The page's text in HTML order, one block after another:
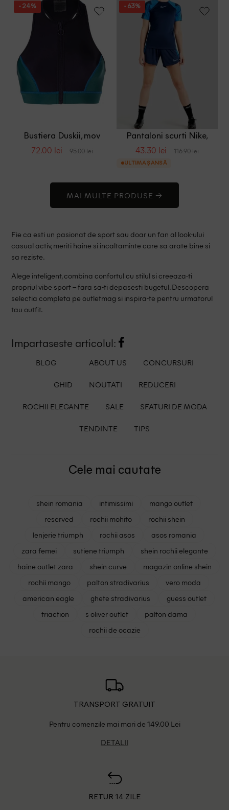
- 24%
Bustiera Duskii, mov
72.00 lei 95.00 lei
- 63%
Pantaloni scurti Nike,
43.30 lei 116.90 lei
ULTIMA ȘANSĂ
MAI MULTE PRODUSE →
Fie ca esti un pasionat de sport sau doar un fan al look-ului
casual activ, meriti haine si incaltaminte care sa arate bine si
sa reziste.
Alege inteligent, combina confortul cu stilul si creeaza-ti
propriul vibe sport – fara sa-ti depasesti bugetul. Descopera
selectia completa pe outletmag si inspira-te pentru urmatorul
tau outfit.
Impartaseste articolul:
BLOG ABOUT US CONCURSURI
GHID NOUTATI REDUCERI
ROCHII ELEGANTE SALE SFATURI DE MODA
TENDINTE TIPS
Cele mai cautate
shein romania intimissimi
mango outlet
reserved
rochii mohito
rochii shein
lenjerie triumph
rochii asos
asos romania
zara femei
sutiene triumph
shein rochii elegante
haine outlet zara
shein curve
magazin online shein
rochii mango
palton stradivarius
vero moda
american eagle
ghete stradivarius
guess outlet
triaction
s oliver outlet
palton dama
rochii de ocazie
TRANSPORT GRATUIT
Pentru comenzile mai mari de 149.00 Lei
DETALII
RETUR 14 ZILE